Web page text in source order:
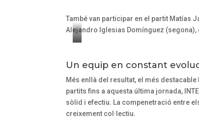
e
l
B
ñ
o
s
d
També van participar en el partit Matías
Alejandro Iglesias Domínguez (segona),
A
a
c
d
Un equip en constant
Més enllà del resultat, el més
partits fins a aquesta última jornada,
sòlid i efectiu. La compenetració entre
creixement col·lectiu.